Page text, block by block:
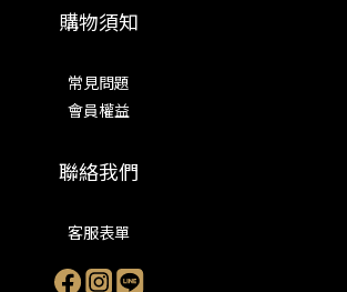
購物須知
常見問題
會員權益
聯絡我們
客服表單